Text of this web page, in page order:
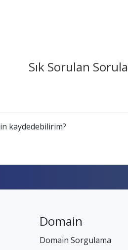
Sık Sorulan
kaydedebilirim?
Domain
Domain Sorgulama